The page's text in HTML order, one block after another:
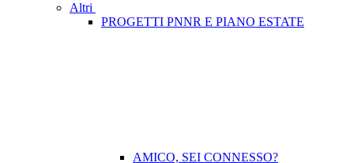
Altri
PROGETTI PNNR E PIANO ESTATE
AMICO, SEI CONNESSO?